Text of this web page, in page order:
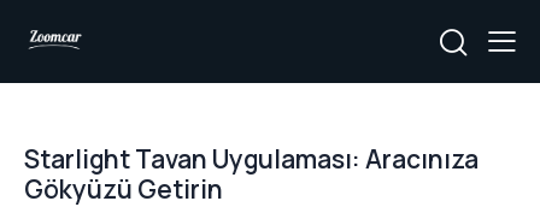
Starlight Tavan Uygulaması: Aracınıza
Gökyüzü Getirin